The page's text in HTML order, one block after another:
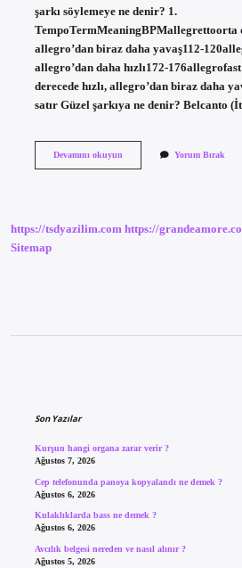
şarkı söylemeye ne denir? 1.
TempoTermMeaningBPMallegrettoorta
allegro’dan biraz daha yavaş112-
allegro’dan daha hızlı172-
derecede hızlı, allegro’dan biraz daha
satır Güzel şarkıya ne denir? Belcanto
Devamını okuyunGüzel
Yorum Bırak
https://tsdyazilim.com https://
Sitemap
Son Yazılar
Kurşun hangi organa zarar verir ?
Ağustos 7, 2026
Cep telefonunda panoya kopyalandı ne demek ?
Ağustos 6, 2026
Kulaklıklarda bass ne demek ?
Ağustos 6, 2026
Avcılık belgesi nereden ve nasıl alınır ?
Ağustos 5, 2026